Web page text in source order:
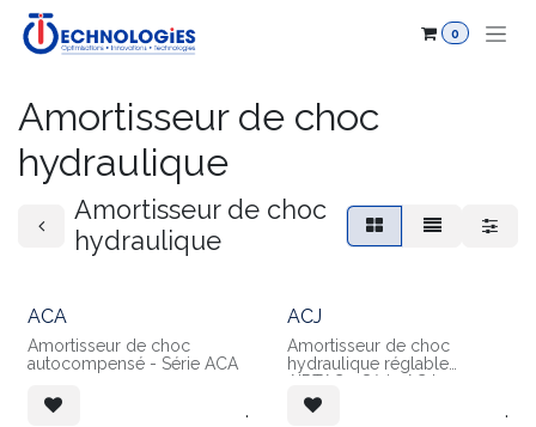
Se rendre au contenu
0
Amortisseur de choc
hydraulique
Amortisseur de choc
hydraulique
ACA
Amortisseur de choc
autocompensé - Série ACA
.
ACJ
Amortisseur de choc
hydraulique réglable
AIRTAC - Série ACJ
.